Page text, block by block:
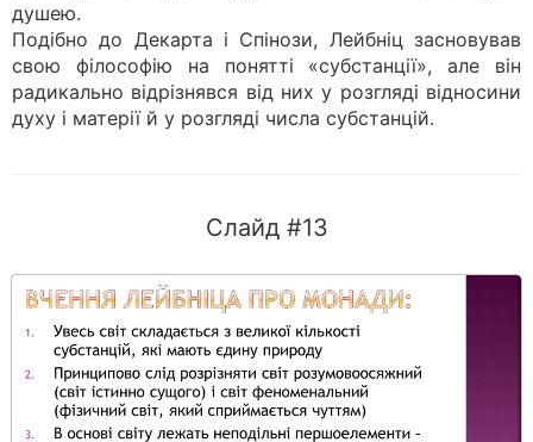
душею.
Подібно до Декарта і Спінози, Лейбніц засновував
свою філософію на понятті «субстанції», але він
радикально відрізнявся від них у розгляді відносини
духу і матерії й у розгляді числа субстанцій.
Слайд #13